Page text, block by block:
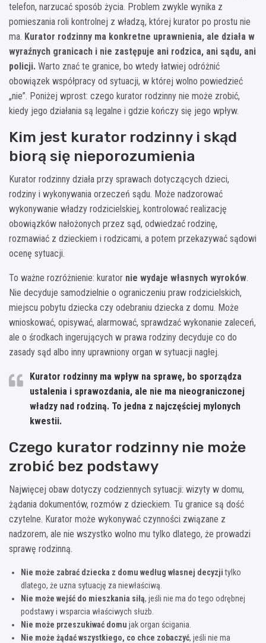
telefon, narzucać sposób życia. Problem zwykle wynika z
pomieszania roli kontrolnej z władzą, której kurator po prostu nie
ma. Kurator rodzinny ma konkretne uprawnienia, ale działa w
wyraźnych granicach i nie zastępuje ani rodzica, ani sądu, ani
policji. Warto znać te granice, bo wtedy łatwiej odróżnić
obowiązek współpracy od sytuacji, w której wolno powiedzieć
„nie”. Poniżej wprost: czego kurator rodzinny nie może zrobić,
kiedy jego działania są legalne i gdzie kończy się jego wpływ.
Kim jest kurator rodzinny i skąd
biorą się nieporozumienia
Kurator rodzinny działa przy sprawach dotyczących dzieci,
rodziny i wykonywania orzeczeń sądu. Może nadzorować
wykonywanie władzy rodzicielskiej, kontrolować realizację
obowiązków nałożonych przez sąd, odwiedzać rodzinę,
rozmawiać z dzieckiem i rodzicami, a potem przekazywać sądowi
ocenę sytuacji.
To ważne rozróżnienie: kurator nie wydaje własnych wyroków.
Nie decyduje samodzielnie o ograniczeniu praw rodzicielskich,
miejscu pobytu dziecka czy odebraniu dziecka z domu. Może
wnioskować, opisywać, alarmować, sprawdzać wykonanie zaleceń,
ale o środkach ingerujących w prawa rodziny decyduje co do
zasady sąd albo inny uprawniony organ w sytuacji nagłej.
Kurator rodzinny ma wpływ na sprawę, bo sporządza
ustalenia i sprawozdania, ale nie ma nieograniczonej
władzy nad rodziną. To jedna z najczęściej mylonych
kwestii.
Czego kurator rodzinny nie może
zrobić bez podstawy
Najwięcej obaw dotyczy codziennych sytuacji: wizyty w domu,
żądania dokumentów, rozmów z dzieckiem. Tu granice są dość
czytelne. Kurator może wykonywać czynności związane z
nadzorem, ale nie wszystko wolno mu tylko dlatego, że prowadzi
sprawę rodzinną.
Nie może zabrać dziecka z domu według własnej decyzjitylko
dlatego, że uzna sytuację za niewłaściwą.
Nie może wejść do mieszkania siłą, jeśli nie ma do tego odrębnej
podstawy i wsparcia właściwych służb.
Nie może przeszukiwać domu jak organ ścigania.
Nie może żądać wszystkiego, co chce zobaczyć, jeśli nie ma